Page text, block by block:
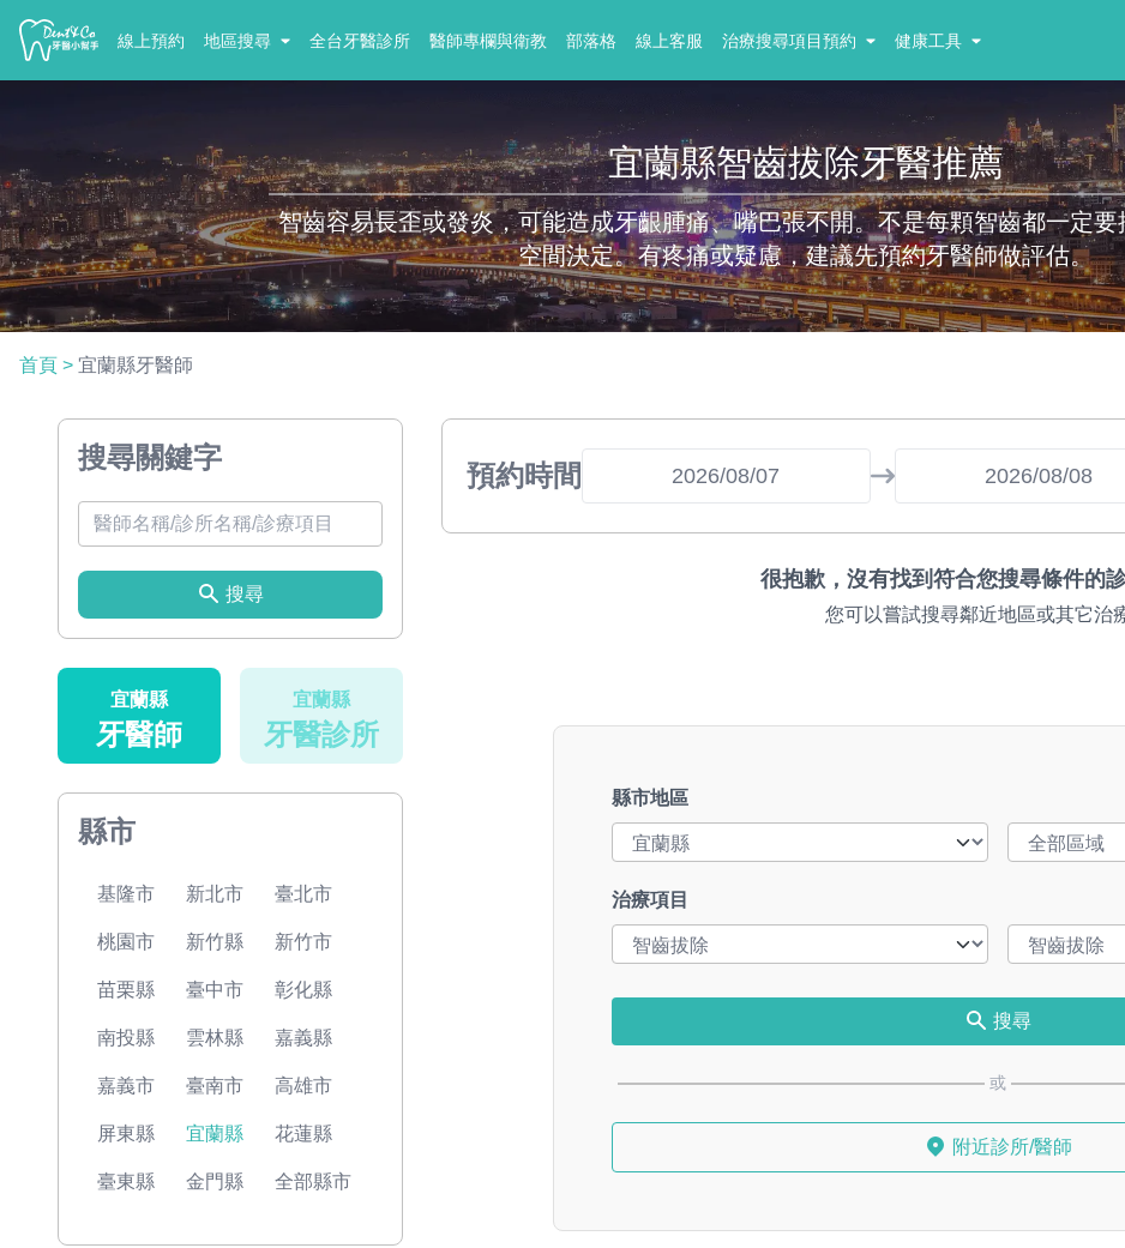
線上預約 地區搜尋 全台牙醫診所 醫師專欄與衛教 部落格 線上客服 治療搜尋項目預約 健康工具
宜蘭縣智齒拔除牙醫推薦
智齒容易長歪或發炎，可能造成牙齦腫痛、嘴巴張不開。不是每顆智齒都一定
空間決定。有疼痛或疑慮，建議先預約牙醫師做評估。
首頁 > 宜蘭縣牙醫師
搜尋關鍵字
搜尋
宜蘭縣
牙醫師
宜蘭縣
牙醫診所
縣市
基隆市 新北市 臺北市
桃園市 新竹縣 新竹市
苗栗縣 臺中市 彰化縣
南投縣 雲林縣 嘉義縣
嘉義市 臺南市 高雄市
屏東縣 宜蘭縣 花蓮縣
臺東縣 金門縣 全部縣市
預約時間
很抱歉，沒有找到符合您搜尋條件的診
您可以嘗試搜尋鄰近地區或其它治
縣市地區
治療項目
搜尋
或
附近診所/醫師